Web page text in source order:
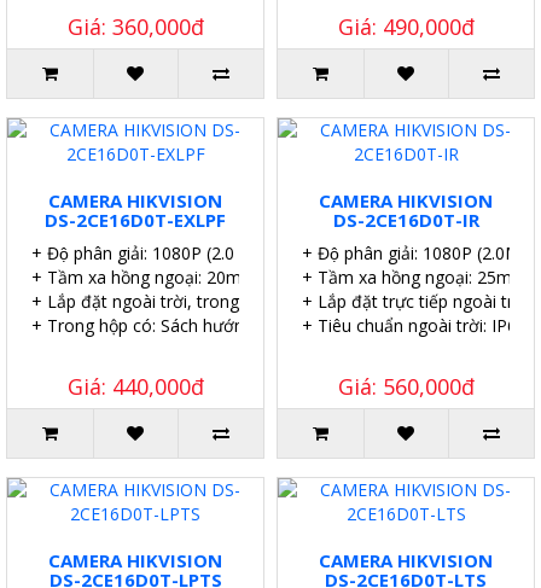
Giá: 360,000đ Giá: 490,000đ
CAMERA HIKVISION
DS-2CE16D0T-EXLPF
+ Độ phân giải: 1080P (2.0 MP).
+ Tầm xa hồng ngoại: 20m.
+ Lắp đặt ngoài trời, trong nhà.
+ Trong hộp có: Sách hướng dẫn, Ốc vít tắc kê.
Giá: 440,000đ
CAMERA HIKVISION
DS-2CE16D0T-IR
+ Độ phân giải: 1080P (2.0MP).
+ Tầm xa hồng ngoại: 25m.
+ Lắp đặt trực tiếp ngoài trời.
+ Tiêu chuẩn ngoài trời: IP67.
Giá: 560,000đ
CAMERA HIKVISION
DS-2CE16D0T-LPTS
CAMERA HIKVISION
DS-2CE16D0T-LTS